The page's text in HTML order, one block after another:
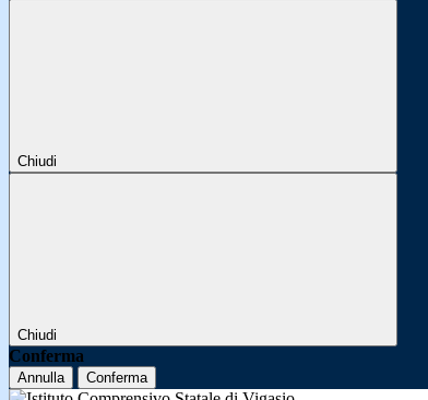
Chiudi
Chiudi
Conferma
Annulla Conferma